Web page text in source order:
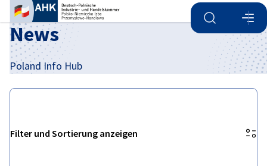
Suche öffnen
News
Poland Info Hub
Filteroptionen wurden erfolgreich aktualisiert
Filter und Sortierung anzeigen